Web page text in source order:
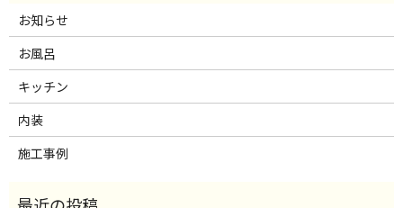
お知らせ
お風呂
キッチン
内装
施工事例